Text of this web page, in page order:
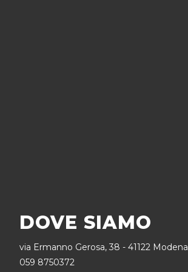
DOVE SIAMO
via Ermanno Gerosa, 38 - 41122 Modena
059 8750372